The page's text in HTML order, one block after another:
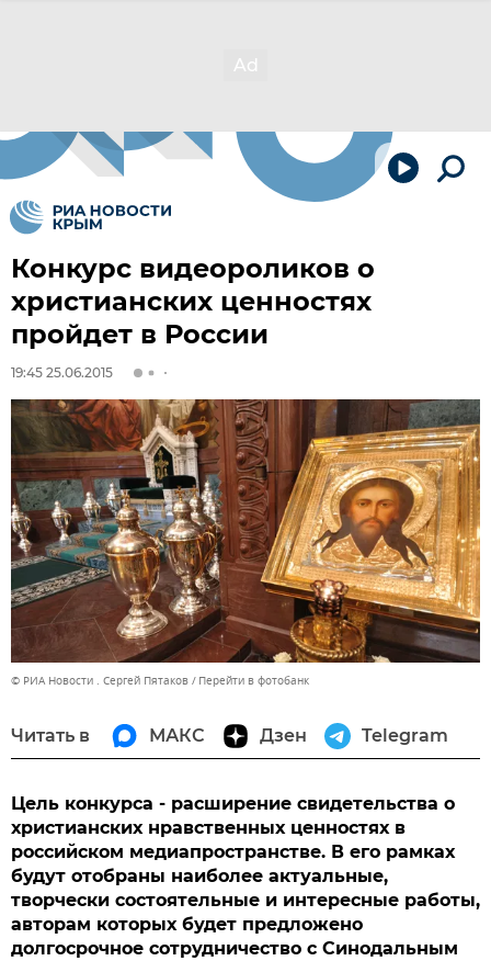
Конкурс видеороликов о
христианских ценностях
пройдет в России
19:45 25.06.2015
© РИА Новости . Сергей Пятаков Перейти в фотобанк
Читать в МАКС Дзен Telegram
Цель конкурса - расширение свидетельства о
христианских нравственных ценностях в
российском медиапространстве. В его рамках
будут отобраны наиболее актуальные,
творчески состоятельные и интересные работы,
авторам которых будет предложено
долгосрочное сотрудничество с Синодальным